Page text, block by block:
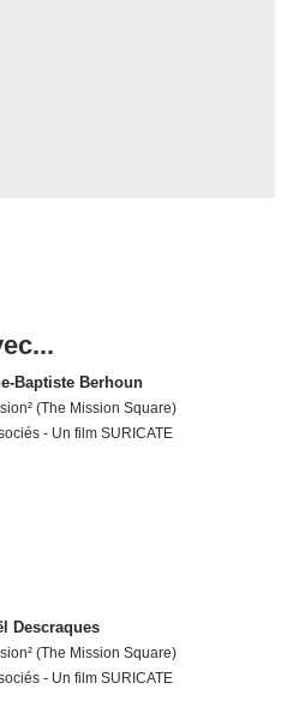
Baptiste Berhoun
(The Mission Square)
- Un film SURICATE
Descraques
(The Mission Square)
- Un film SURICATE